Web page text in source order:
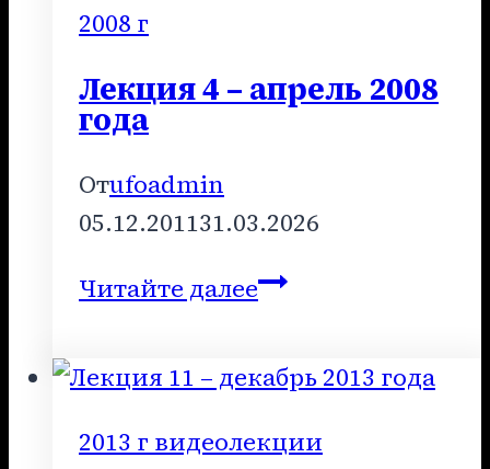
2008 г
Лекция 4 – апрель 2008
года
Отufoadmin
05.12.201131.03.2026
Читайте далееЛекция
апрель
2008
2013 г видеолекции